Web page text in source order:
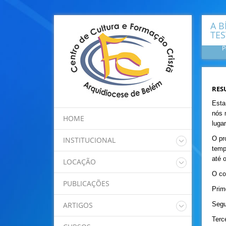
HOME
INSTITUCIONAL
Quem somos
Regimento Interno
Programação
LOCAÇÃO
Nossos Espaços
Localização
PUBLICAÇÕES
ARTIGOS
A
nós
O
até
O